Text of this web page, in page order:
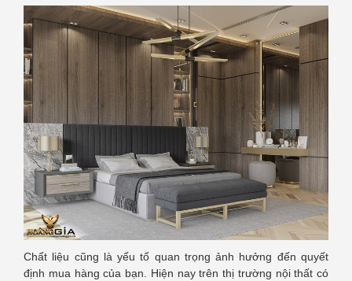
Chất liệu cũng là yếu tố quan trọng ảnh hưởng đến quyết
định mua hàng của bạn. Hiện nay trên thị trường nội thất có